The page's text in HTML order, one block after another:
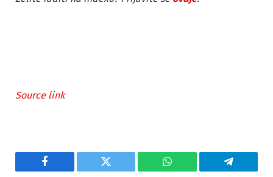
Source link
Facebook Twitter WhatsApp Telegram